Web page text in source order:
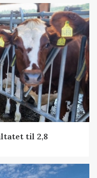
til 2,8